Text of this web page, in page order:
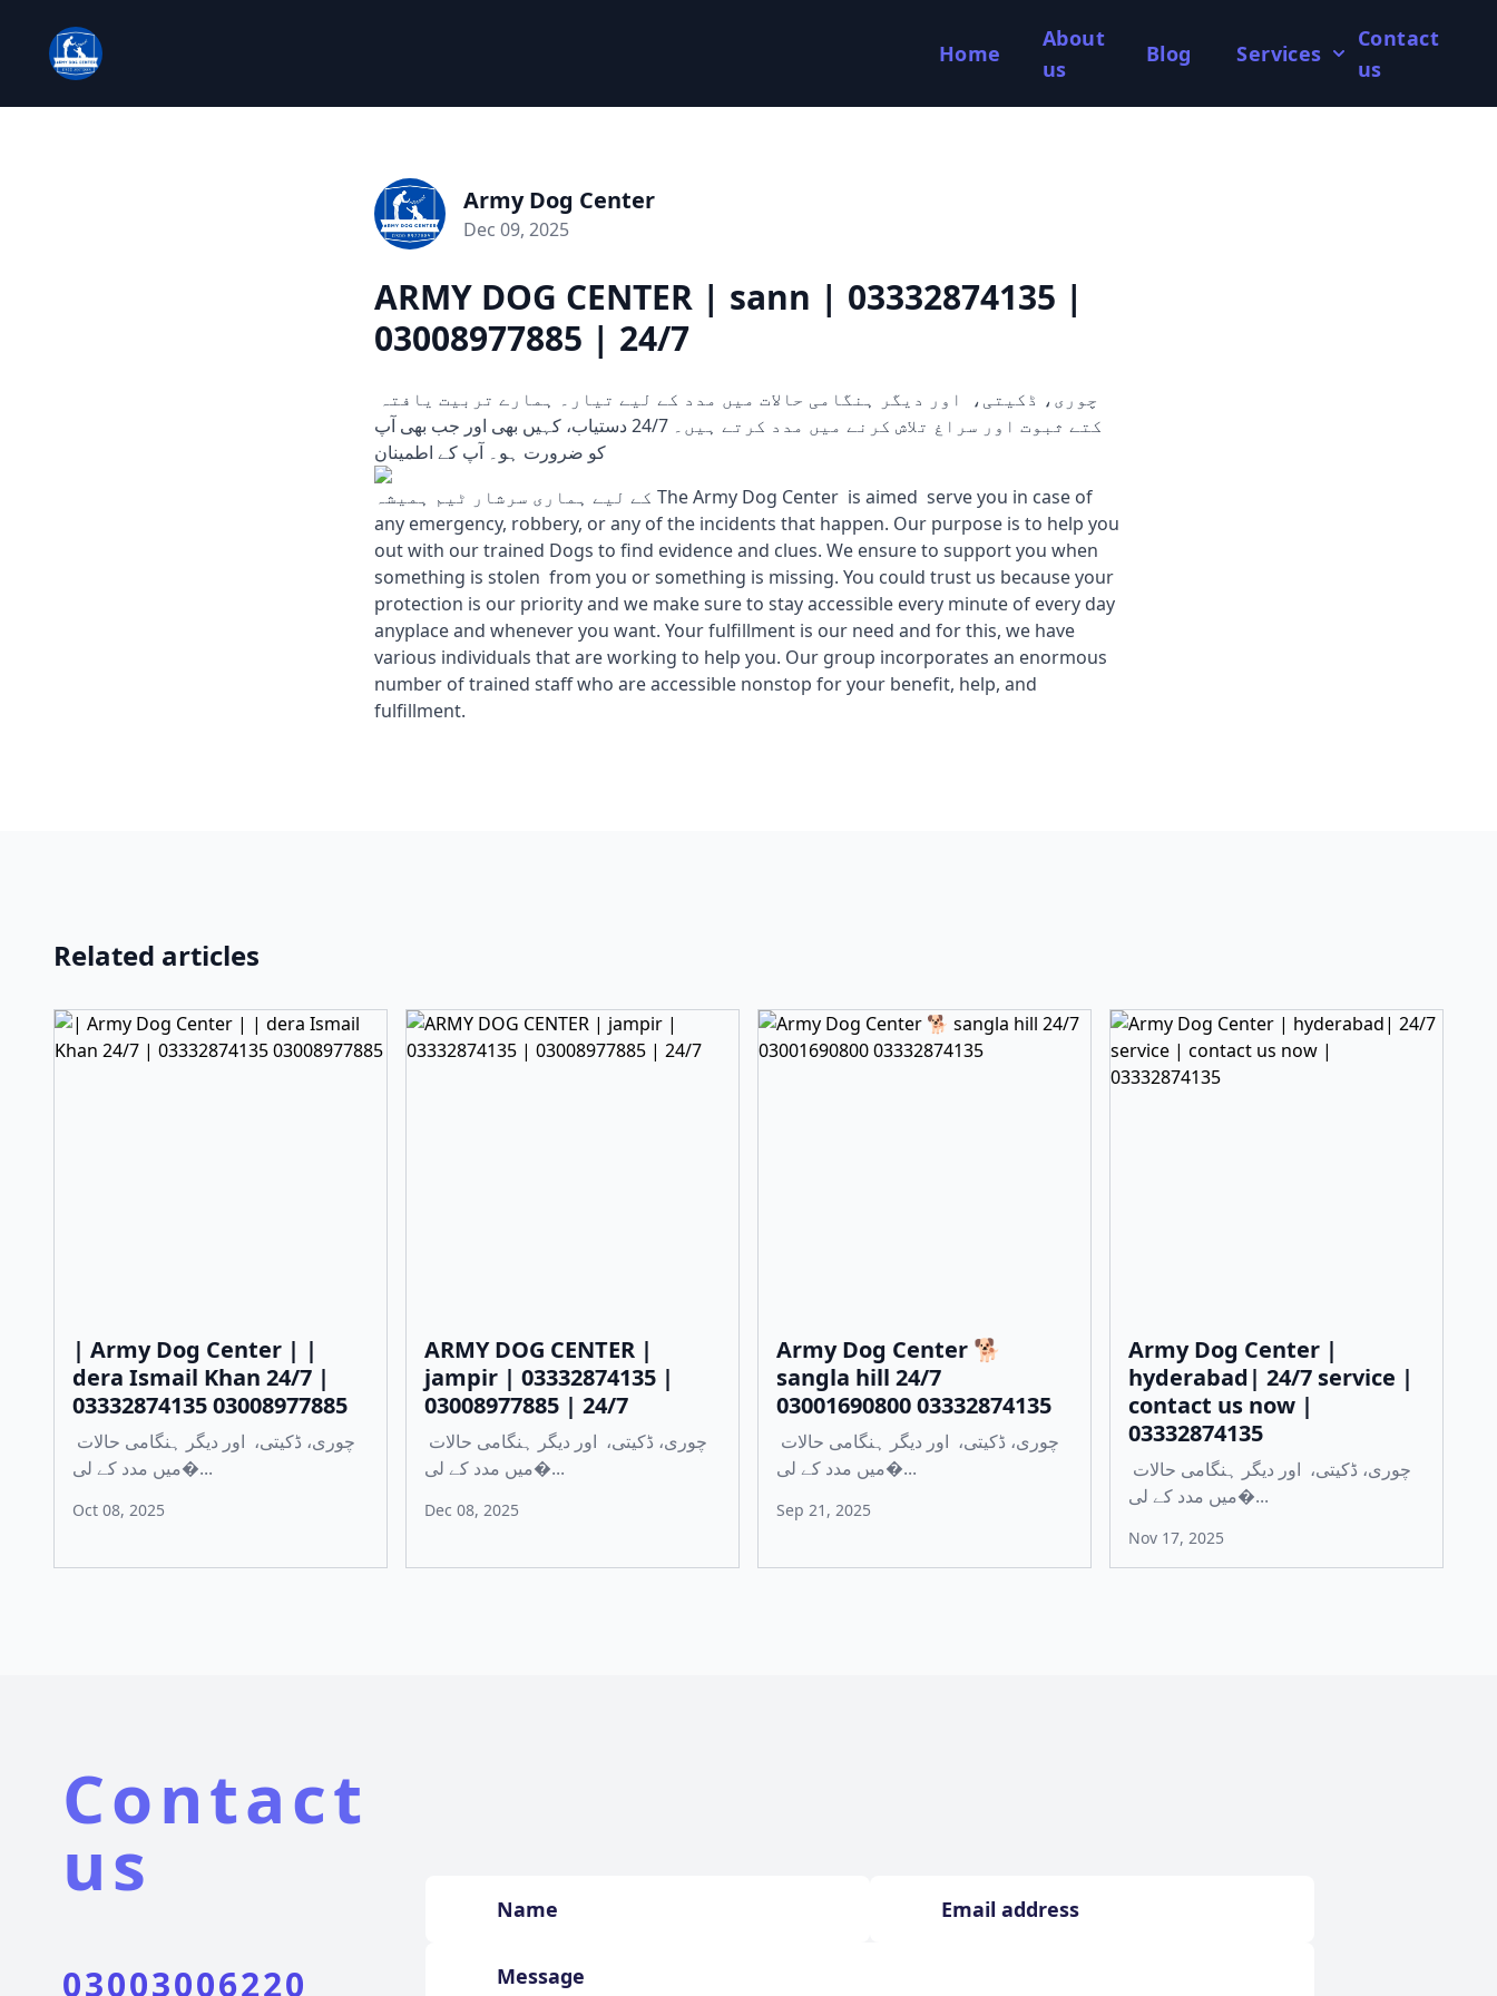
Home
About
us
Blog Services
Contact
us
Army Dog Center
Dec 09, 2025
ARMY DOG CENTER | sann | 03332874135 |
03008977885 | 24/7
کتے ثبوت اور سراغ تلاش کرنے میں مدد کرتے ہیں۔ 24/7 دستیاب، کہیں بھی اور جب بھی آپ
کو ضرورت ہو۔ آپ کے اطمینان
کے لیے ہماری سرشار ٹیم ہمیشہ The Army Dog Center is aimed serve you in case of
any emergency, robbery, or any of the incidents that happen. Our purpose is to help you
out with our trained Dogs to find evidence and clues. We ensure to support you when
something is stolen from you or something is missing. You could trust us because your
protection is our priority and we make sure to stay accessible every minute of every day
anyplace and whenever you want. Your fulfillment is our need and for this, we have
various individuals that are working to help you. Our group incorporates an enormous
number of trained staff who are accessible nonstop for your benefit, help, and
fulfillment.
Related articles
| Army Dog Center | |
dera Ismail Khan 24/7 |
03332874135 03008977885
میں مدد کے لی�...
Oct 08, 2025
ARMY DOG CENTER |
jampir | 03332874135 |
03008977885 | 24/7
میں مدد کے لی�...
Dec 08, 2025
Army Dog Center 🐕
sangla hill 24/7
03001690800 03332874135
میں مدد کے لی�...
Sep 21, 2025
Army Dog Center |
hyderabad| 24/7 service |
contact us now |
03332874135
میں مدد کے لی�...
Nov 17, 2025
Contact
us
03003006220